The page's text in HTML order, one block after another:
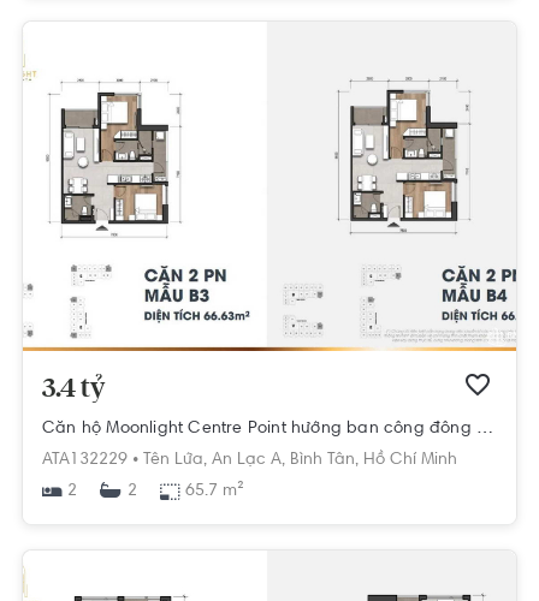
3.4 tỷ
Căn hộ Moonlight Centre Point hướng ban công đông bắc nội thất cơ bản diện tích 65.7m²
ATA132229 •
Tên Lửa, An Lạc A, Bình Tân, Hồ Chí Minh
2
2 65.7 m²